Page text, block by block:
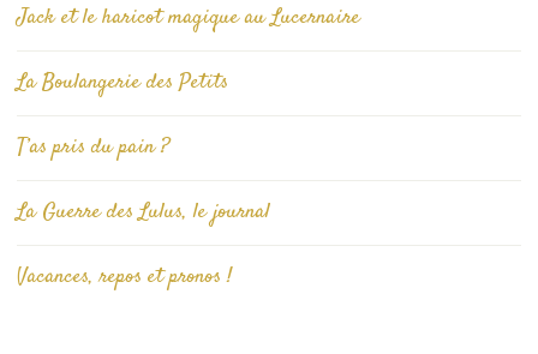
Jack et le haricot magique au Lucernaire
La Boulangerie des Petits
T’as pris du pain ?
La Guerre des Lulus, le journal
Vacances, repos et pronos !